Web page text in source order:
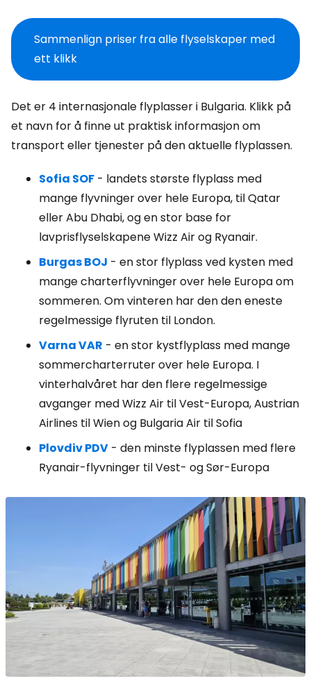
Sammenlign priser fra alle flyselskaper med
ett klikk
Det er 4 internasjonale flyplasser i Bulgaria. Klikk på
et navn for å finne ut praktisk informasjon om
transport eller tjenester på den aktuelle flyplassen.
Sofia SOF - landets største flyplass med
mange flyvninger over hele Europa, til Qatar
eller Abu Dhabi, og en stor base for
lavprisflyselskapene Wizz Air og Ryanair.
Burgas BOJ - en stor flyplass ved kysten med
mange charterflyvninger over hele Europa om
sommeren. Om vinteren har den den eneste
regelmessige flyruten til London.
Varna VAR - en stor kystflyplass med mange
sommercharterruter over hele Europa. I
vinterhalvåret har den flere regelmessige
avganger med Wizz Air til Vest-Europa, Austrian
Airlines til Wien og Bulgaria Air til Sofia
Plovdiv PDV - den minste flyplassen med flere
Ryanair-flyvninger til Vest- og Sør-Europa